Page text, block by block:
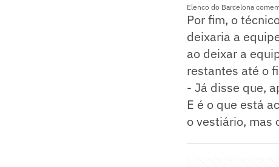
Elenco do Barcelona
Por fim, o
deixaria a
ao deixar a
restantes até o
- Já disse que,
E é o que está
o vestiário, mas